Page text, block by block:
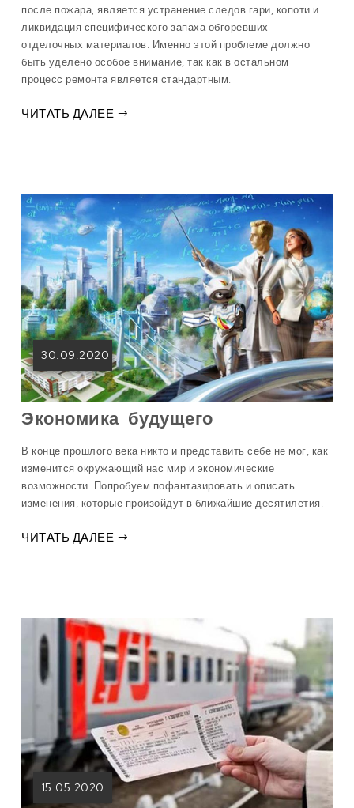
после пожара, является устранение следов гари, копоти и
ликвидация специфического запаха обгоревших
отделочных материалов. Именно этой проблеме должно
быть уделено особое внимание, так как в остальном
процесс ремонта является стандартным.
ЧИТАТЬ ДАЛЕЕ
30.09.2020
Экономика будущего
В конце прошлого века никто и представить себе не мог, как
изменится окружающий нас мир и экономические
возможности. Попробуем пофантазировать и описать
изменения, которые произойдут в ближайшие десятилетия.
ЧИТАТЬ ДАЛЕЕ
15.05.2020